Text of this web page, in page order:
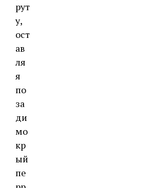
рут
у,
ост
ав
ля
я
по
за
ди
мо
кр
ый
пе